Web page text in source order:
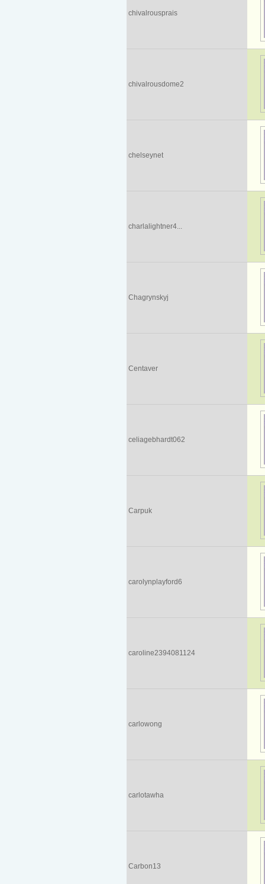
chivalrousprais
chivalrousdome2
chelseynet
charlalightner4...
Chagrynskyj
Centaver
celiagebhardt062
Carpuk
carolynplayford6
caroline2394081124
carlowong
carlotawha
Carbon13